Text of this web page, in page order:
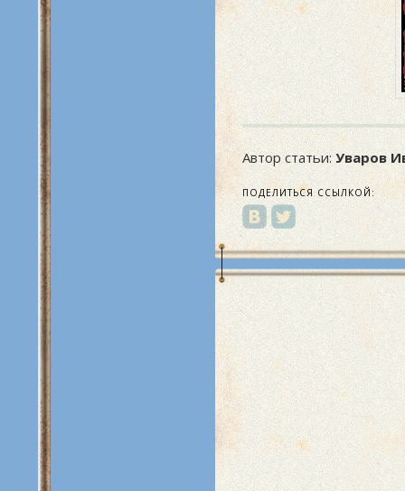
Автор статьи: Уваров
ПОДЕЛИТЬСЯ ССЫЛКОЙ: